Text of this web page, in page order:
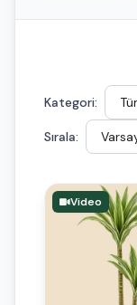
Kategori:
Sırala:
Video